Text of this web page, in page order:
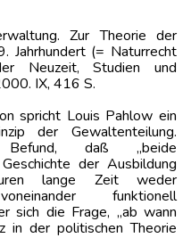
Zur Theorie der
Jahrhundert (= Naturrecht
Neuzeit, Studien und
IX, 416 S.
spricht Louis Pahlow ein
der Gewaltenteilung.
daß „beide
der Ausbildung
lange Zeit weder
funktionell
sich die Frage, „ab wann
in der politischen Theorie